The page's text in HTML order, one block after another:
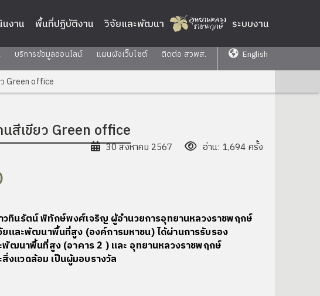
นงาน พื้นที่ปฏิบัติงาน วิจัยและพัฒนา ระบบงาน
บริการข้อมูลออนไลน์ แผนผังเว็บไซต์ ติดต่อ สวพส. English
Green office
สีเขียว Green office
30 สิงหาคม 2567 อ่าน: 1,694 ครั้ง
นรัตน์ พิทักษ์พงศ์เจริญ ผู้อำนวยการอุทยานหลวงราชพฤกษ์
และพัฒนาพื้นที่สูง (องค์การมหาชน) ได้ผ่านการรับรอง
ฒนาพื้นที่สูง (อาคาร 2 ) และ อุทยานหลวงราชพฤกษ์
งแวดล้อม เป็นผู้มอบรางวัล